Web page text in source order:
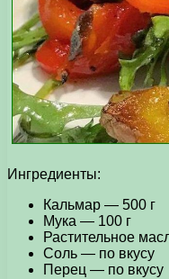
Ингредиенты:
Кальмар — 500 г
Мука — 100 г
Растительное
Соль — по вкусу
Перец — по вкусу